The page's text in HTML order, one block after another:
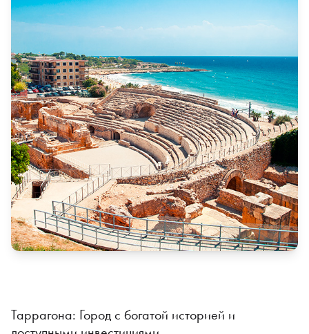
Таррагона: Город с богатой историей и